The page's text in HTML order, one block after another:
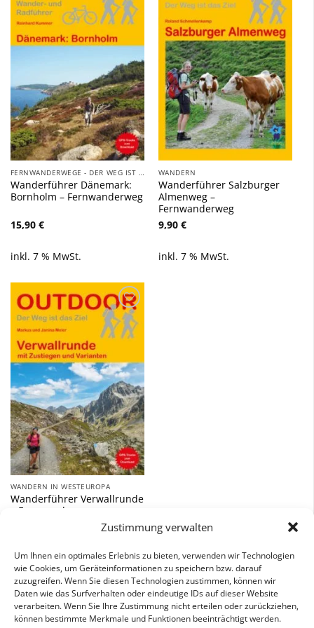
Zustimmung verwalten
Um Ihnen ein optimales Erlebnis zu bieten, verwenden wir Technologien
wie Cookies, um Geräteinformationen zu speichern bzw. darauf
zuzugreifen. Wenn Sie diesen Technologien zustimmen, können wir
Daten wie das Surfverhalten oder eindeutige IDs auf dieser Website
verarbeiten. Wenn Sie Ihre Zustimmung nicht erteilen oder zurückziehen,
können bestimmte Merkmale und Funktionen beeinträchtigt werden.
Zu
Wunschliste
hinzufügen
FERNWANDERWEGE - DER WEG IST DAS ZIEL
Wanderführer Dänemark:
Bornholm – Fernwanderweg
15,90 €
inkl. 7 % MwSt.
Zu
Wunschliste
hinzufügen
WANDERN
Wanderführer Salzburger
Almenweg –
Fernwanderweg
9,90 €
inkl. 7 % MwSt.
Zu
Wunschliste
hinzufügen
WANDERN IN WESTEUROPA
Wanderführer Verwallrunde
– Fernwanderweg
inkl. 7 % MwSt.